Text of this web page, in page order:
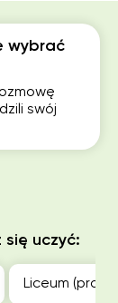
wybrać
swój
uczyć:
Liceum (profil